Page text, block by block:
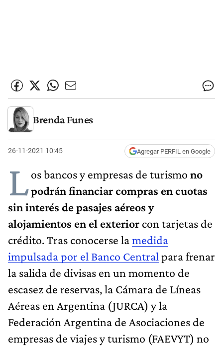
Brenda Funes
26-11-2021 10:45 Agregar PERFIL en Google
Los bancos y empresas de turismo no
podrán financiar compras en cuotas
sin interés de pasajes aéreos y
alojamientos en el exterior con tarjetas de
crédito. Tras conocerse lamedida
impulsada por el Banco Central para frenar
la salida de divisas en un momento de
escasez de reservas, la Cámara de Líneas
Aéreas en Argentina (JURCA) y la
Federación Argentina de Asociaciones de
empresas de viajes y turismo (FAEVYT) no